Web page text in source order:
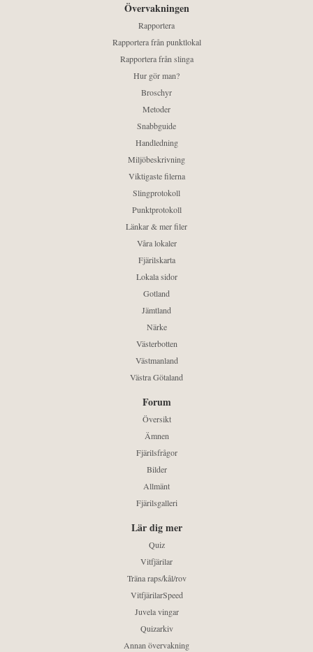
Övervakningen
Rapportera
Rapportera från punktlokal
Rapportera från slinga
Hur gör man?
Broschyr
Metoder
Snabbguide
Handledning
Miljöbeskrivning
Viktigaste filerna
Slingprotokoll
Punktprotokoll
Länkar & mer filer
Våra lokaler
Fjärilskarta
Lokala sidor
Gotland
Jämtland
Närke
Västerbotten
Västmanland
Västra Götaland
Forum
Översikt
Ämnen
Fjärilsfrågor
Bilder
Allmänt
Fjärilsgalleri
Lär dig mer
Quiz
Vitfjärilar
Träna raps/kål/rov
VitfjärilarSpeed
Juvela vingar
Quizarkiv
Annan övervakning